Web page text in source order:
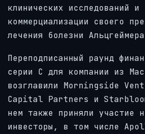
клинических исследований и
коммерциализации своего
лечения болезни
Переподписанный раунд
серии C для компании из
возглавили Morningside
Capital Partners и
нем также приняли участие
инвесторы, в том числе